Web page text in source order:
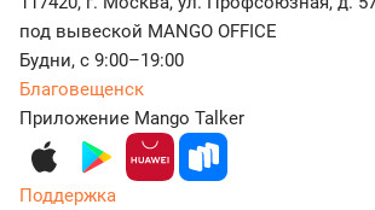
под вывеской MANGO OFFICE
Будни, с 9:00–19:00
Благовещенск
Приложение Mango Talker
Поддержка